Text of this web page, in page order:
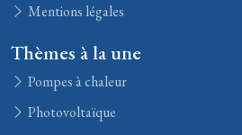
Mentions légales
Thèmes à la une
Pompes à chaleur
Photovoltaïque